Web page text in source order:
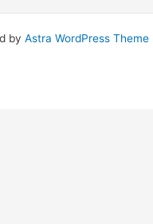
by Astra WordPress Theme